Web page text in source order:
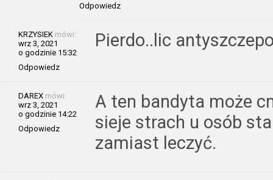
Odpowiedz
KRZYSIEK mówi:
wrz 3, 2021
o godzinie 15:32
Odpowiedz
Pierdo..lic
DAREX mówi:
wrz 3, 2021
o godzinie 14:22
Odpowiedz
A ten bandyta może
sieje strach u osób
zamiast leczyć.